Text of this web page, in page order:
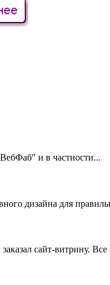
и в частности...
дизайна для
сайт-витрину.